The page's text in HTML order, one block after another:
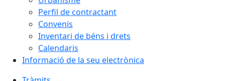
Perfil de contractant
Convenis
Inventari de béns i drets
Calendaris
Informació de la seu electrònica